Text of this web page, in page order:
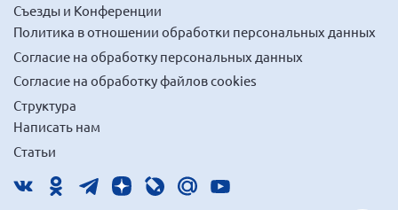
Съезды и Конференции
Политика в отношении обработки персональных данных
Согласие на обработку персональных данных
Согласие на обработку файлов cookies
Структура
Написать нам
Статьи